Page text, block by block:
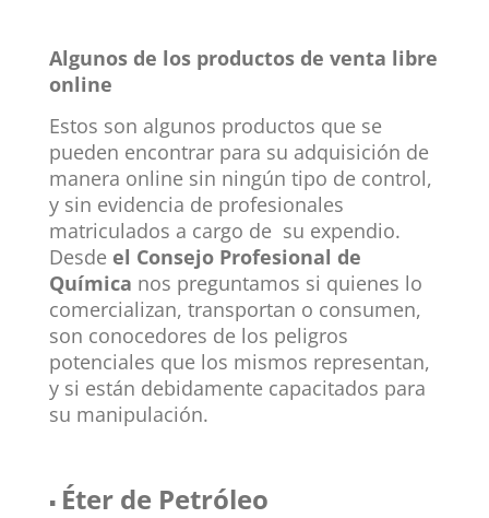
Algunos de los productos de venta libre
online
Estos son algunos productos que se
pueden encontrar para su adquisición de
manera online sin ningún tipo de control,
y sin evidencia de profesionales
matriculados a cargo de su expendio.
Desde el Consejo Profesional de
Química nos preguntamos si quienes lo
comercializan, transportan o consumen,
son conocedores de los peligros
potenciales que los mismos representan,
y si están debidamente capacitados para
su manipulación.
▪ Éter de Petróleo